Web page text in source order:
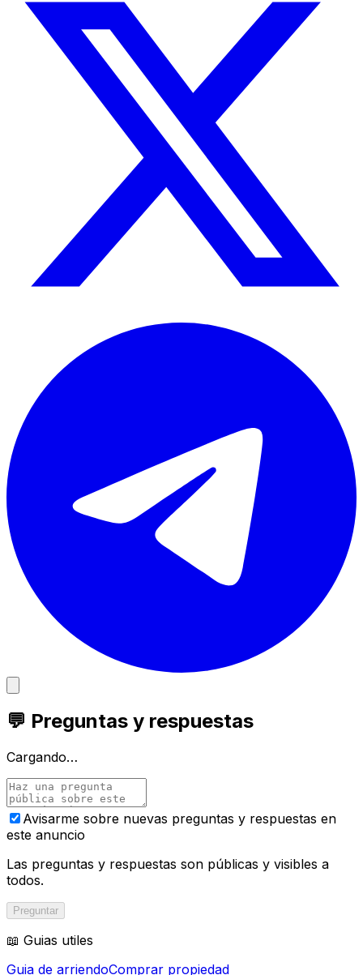
💬 Preguntas y respuestas
Cargando…
Avisarme sobre nuevas preguntas y respuestas en
este anuncio
Las preguntas y respuestas son públicas y visibles a
todos.
Preguntar
📖 Guias utiles
Guia de arriendoComprar propiedad